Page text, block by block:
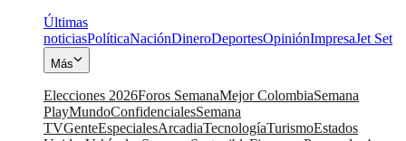
Últimas
noticiasPolíticaNaciónDineroDeportesOpiniónImpresaJet Set
Más
Elecciones 2026Foros SemanaMejor ColombiaSemana
PlayMundoConfidencialesSemana
TVGenteEspecialesArcadiaTecnologíaTurismoEstados